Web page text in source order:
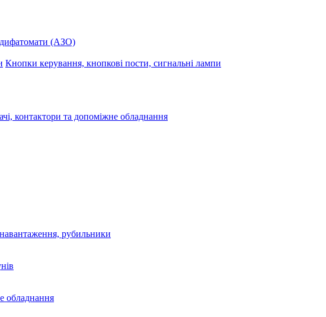
(АЗО)
Кнопки керування, кнопкові пости, сигнальні лампи
контактори та допоміжне обладнання
рубильники
обладнання